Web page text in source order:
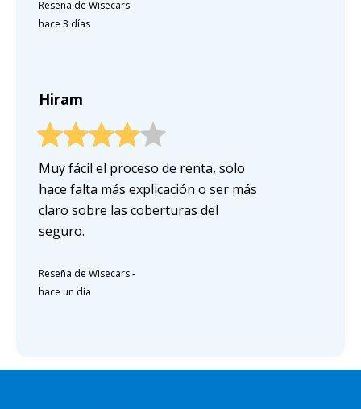
Reseña de Wisecars-
hace 3 días
Hiram
Muy fácil el proceso de renta, solo
hace falta más explicación o ser más
claro sobre las coberturas del
seguro.
Reseña de Wisecars-
hace un día